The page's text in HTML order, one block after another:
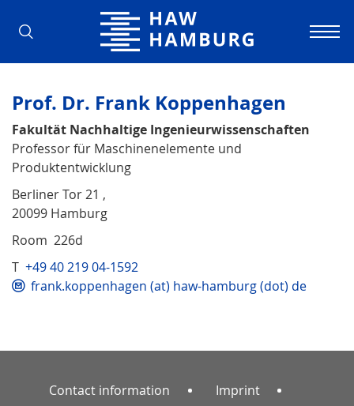
Hamburg University of Applied
Prof. Dr. Frank Koppenhagen
Fakultät Nachhaltige Ingenieurwissenschaften
Professor für Maschinenelemente und
Produktentwicklung
Berliner Tor 21 ,
20099 Hamburg
Room 226d
T +49 40 219 04-1592
frank.koppenhagen (at) haw-hamburg (dot) de
Contact information Imprint